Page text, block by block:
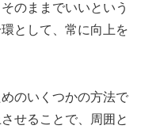
のままでいいという
として、常に向上を
のいくつかの方法で
せることで、周囲と